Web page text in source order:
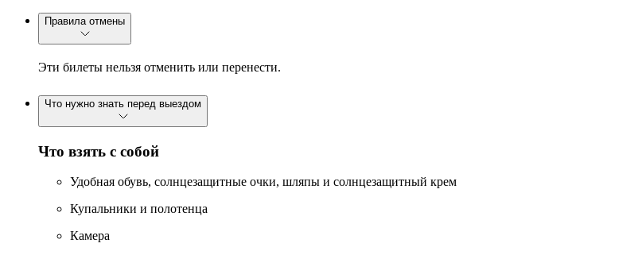
Правила отмены
Эти билеты нельзя отменить или перенести.
Что нужно знать перед выездом
Что взять с собой
Удобная обувь, солнцезащитные очки, шляпы и солнцезащитный крем
Купальники и полотенца
Камера